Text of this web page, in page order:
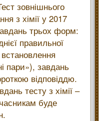
зовнішнього
з хімії у 2017
трьох форм:
правильної
встановлення
пари»), завдань
відповіддю.
тесту з хімії –
буде